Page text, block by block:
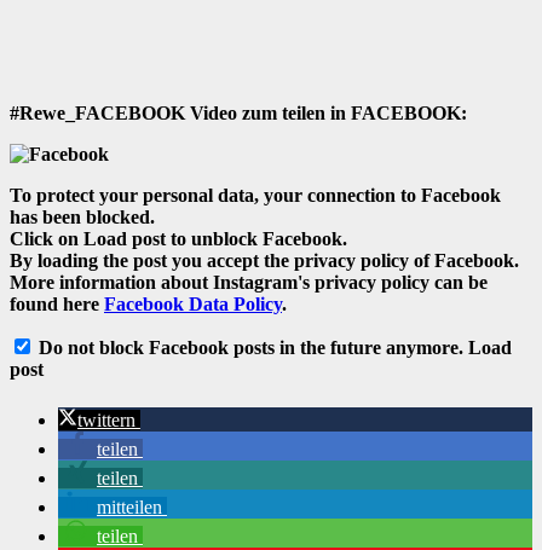
#Rewe_FACEBOOK Video zum teilen in FACEBOOK:
To protect your personal data, your connection to Facebook
has been blocked.
Click on Load postto unblock Facebook.
By loading the post you accept the privacy policy of Facebook.
More information about Instagram's privacy policy can be
found here Facebook Data Policy.
Do not block Facebook posts in the future anymore. Load
post
twittern
teilen
teilen
mitteilen
teilen